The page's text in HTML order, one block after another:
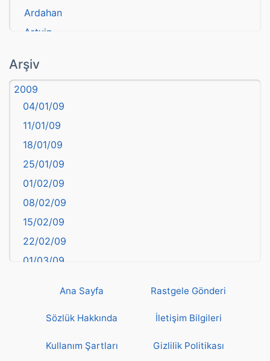
Ardahan
Artvin
Aydın
Balıkesir
Bartın
başkentler
Batman
Bayburt
Bilecik
Bingöl
Bitlis
Bolu
Burdur
Çankırı
Çorum
Arşiv
2009
04/01/09
11/01/09
18/01/09
25/01/09
01/02/09
08/02/09
15/02/09
22/02/09
01/03/09
22/03/09
Ana Sayfa Rastgele Gönderi
Sözlük Hakkında İletişim Bilgileri
Kullanım Şartları Gizlilik Politikası